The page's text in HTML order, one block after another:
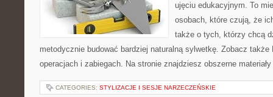
ujęciu edukacyjnym. To
osobach, które czują, że
także o tych, którzy chcą
metodycznie budować bardziej naturalną sylwetkę. Zobacz także
operacjach i zabiegach. Na stronie znajdziesz obszerne
CATEGORIES: STYLIZACJE I SESJE NARZECZEŃSKIE